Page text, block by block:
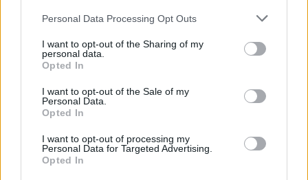
Personal Data Processing Opt Outs
I want to opt-out of the Sharing of my
personal data.
Opted In
I want to opt-out of the Sale of my
Personal Data.
Opted In
I want to opt-out of processing my
Personal Data for Targeted Advertising.
Opted In
ΔΙΑΦΗΜΙΣΗ